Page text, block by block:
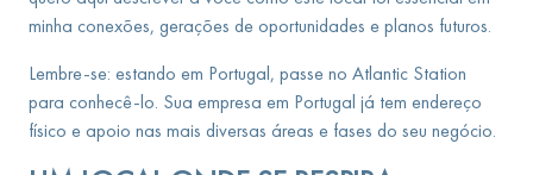
minha conexões, gerações de oportunidades e planos futuros.
Lembre-se: estando em Portugal, passe no Atlantic Station
para conhecê-lo. Sua empresa em Portugal já tem endereço
físico e apoio nas mais diversas áreas e fases do seu negócio.